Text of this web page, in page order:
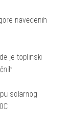
navedenih
je toplinski
solarnog